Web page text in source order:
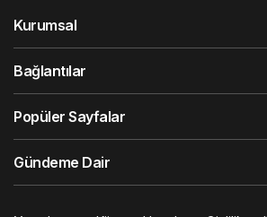
Kurumsal
Bağlantılar
Popüler Sayfalar
Gündeme Dair